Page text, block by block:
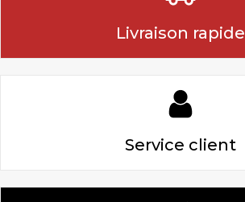
Livraison rapide
Service client